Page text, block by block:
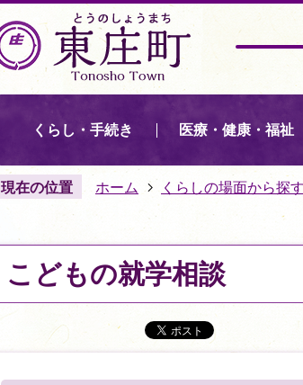
くらし・手続き 医療・健康・福祉
現在の位置 ホーム くらしの場面から探す
こどもの就学相談